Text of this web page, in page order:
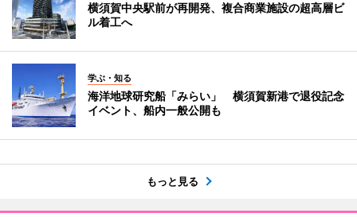
横須賀中央駅前が再開発、複合商業施設の超高層ビ
ル着工へ
学ぶ・知る
海洋地球研究船「みらい」 横須賀新港で退役記念
イベント、船内一般公開も
もっと見る